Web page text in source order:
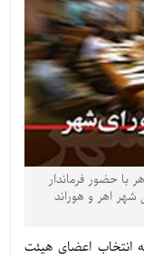
با حضور فرماندار
شهر اهر و هوراند
اعضای هیئت